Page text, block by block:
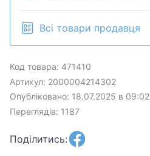
Всі товари продавця
Код товара: 471410
Артикул: 2000004214302
Опубліковано: 18.07.2025 в 09:02
Переглядів: 1187
Поділитись: